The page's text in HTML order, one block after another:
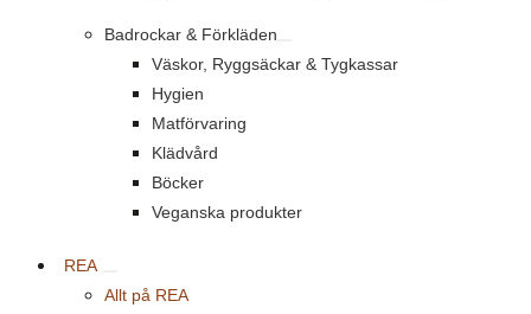
Badrockar & Förkläden
Väskor, Ryggsäckar & Tygkassar
Hygien
Matförvaring
Klädvård
Böcker
Veganska produkter
REA
Allt på REA